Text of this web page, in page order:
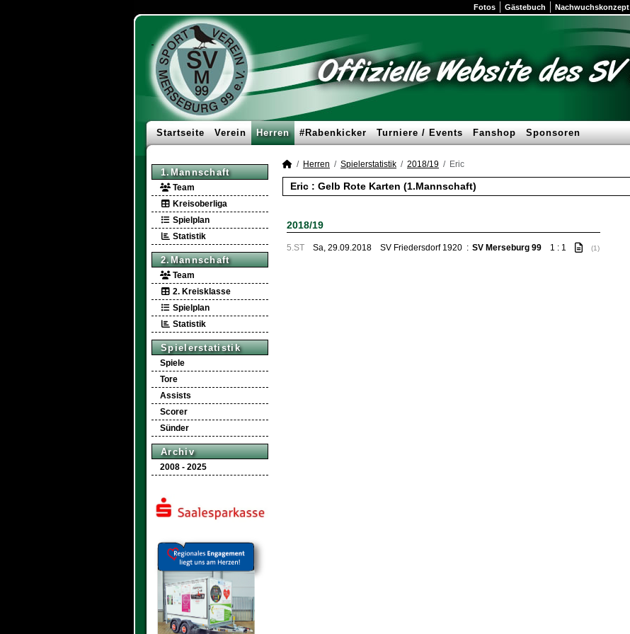
Fotos Gästebuch Nachwuchskonzept
Startseite Verein Herren #Rabenkicker Turniere / Events Fanshop Sponsoren
1.Mannschaft
Team
Kreisoberliga
Spielplan
Statistik
2.Mannschaft
Team
2. Kreisklasse
Spielplan
Statistik
Spielerstatistik
Spiele
Tore
Assists
Scorer
Sünder
Archiv
2008 - 2025
Herren Spielerstatistik 2018/19 Eric
Eric : Gelb Rote Karten (1.Mannschaft)
2018/19
5.ST Sa, 29.09.2018 SV Friedersdorf 1920 : SV Merseburg 99 1 : 1 (1)